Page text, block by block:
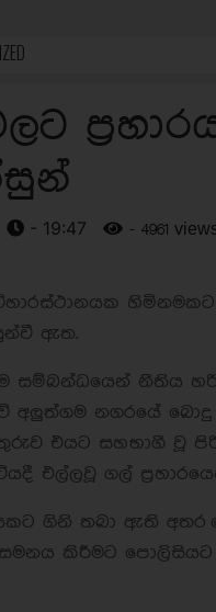
- 19:47 - 4961
ඇත.
සම්බන්ධයෙන් නීතිය
අලුත්ගම නගරයේ
එයට සහභාගී වූ
එල්ලවූ ගල්
ගිනි තබා ඇති අතර
කිරීමට පොලිසියට